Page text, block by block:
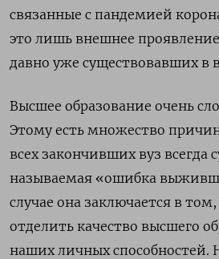
связанные с пандемией
это лишь внешнее
давно уже существовавших в
Высшее образование очень
Этому есть множество
всех закончивших вуз всегда
называемая «ошибка
случае она заключается в
отделить качество высшего
наших личных способностей.